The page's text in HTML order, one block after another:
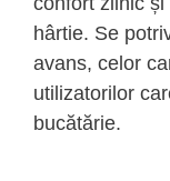
hârtie. Se
avans, celor
utilizatorilor
bucătărie.